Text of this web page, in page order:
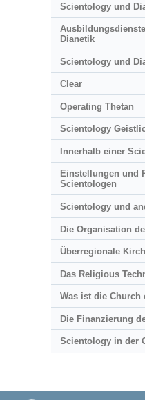
Scientology und
Dianetik
Scientology und
Clear
Operating Thetan
Scientology
Innerhalb einer
Einstellungen und
Scientologen
Scientology und
Die Organisation
Überregionale
Das Religious
Was ist die
Die Finanzierung
Scientology in der